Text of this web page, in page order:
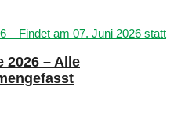
2026 – Alle